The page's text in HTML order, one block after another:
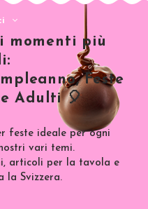
momenti più
Feste
Adulti 🎈
feste ideale per ogni
vari temi.
articoli per la tavola e
la Svizzera.